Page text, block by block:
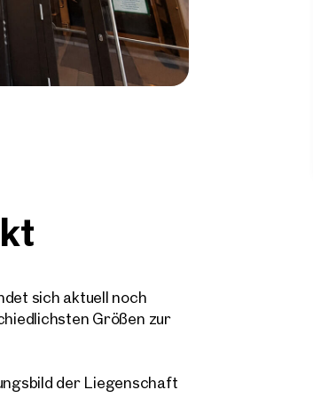
sich aktuell noch
Größen zur
der Liegenschaft